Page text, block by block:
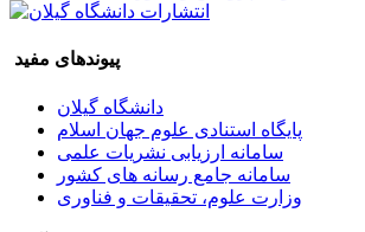
پیوندهای مفید
دانشگاه گیلان
پایگاه استنادی علوم جهان اسلام
سامانه ارزیابی نشریات علمی
سامانه جامع رسانه های کشور
وزارت علوم، تحقیقات و فناوری